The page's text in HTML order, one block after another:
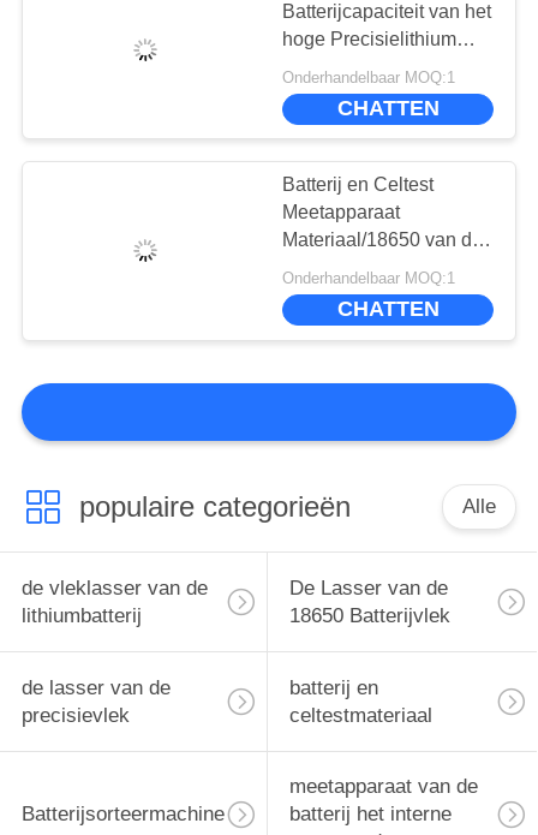
Batterijcapaciteit van het
hoge Precisielithium
Meetapparaat 18650
Batterijsorteermachine
10 Rangen
Onderhandelbaar MOQ:1
CHATTEN
Batterij en Celtest
Meetapparaat
Materiaal/18650 van de
32650 Batterij het
Interne Weerstand
Onderhandelbaar MOQ:1
CHATTEN
populaire categorieën Alle
de vleklasser van de
lithiumbatterij
De Lasser van de
18650 Batterijvlek
de lasser van de
precisievlek
batterij en
celtestmateriaal
Batterijsorteermachine
meetapparaat van de
batterij het interne